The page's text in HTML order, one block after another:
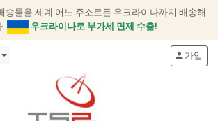
송물을 세계 어느 주소로든 우크라이나까지 배송해
.
우크라이나로 부가세 면제 수출!
person 가입